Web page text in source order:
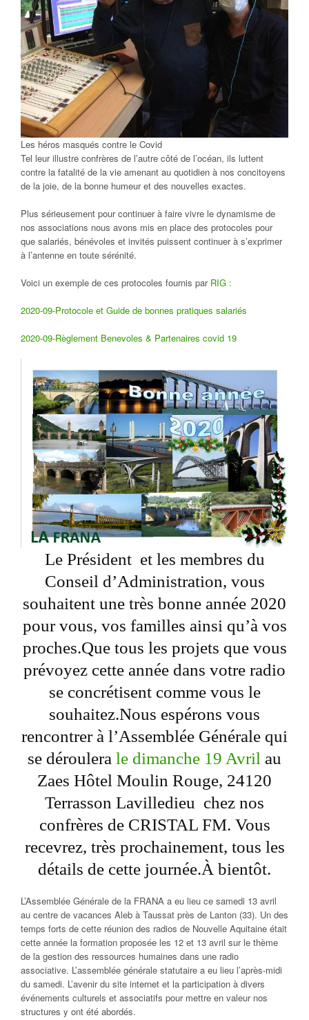
Les héros masqués contre le Covid
Tel leur illustre confrères de l’autre côté de l’océan, ils luttent
contre la fatalité de la vie amenant au quotidien à nos concitoyens
de la joie, de la bonne humeur et des nouvelles exactes.
Plus sérieusement pour continuer à faire vivre le dynamisme de
nos associations nous avons mis en place des protocoles pour
que salariés, bénévoles et invités puissent continuer à s’exprimer
à l’antenne en toute sérénité.
Voici un exemple de ces protocoles fournis parRIG :
2020-09-Protocole et Guide de bonnes pratiques salariés
2020-09-Règlement Benevoles & Partenaires covid 19
Le Président et les membres du
Conseil d’Administration, vous
souhaitent une très bonne année 2020
pour vous, vos familles ainsi qu’à vos
proches.Que tous les projets que vous
prévoyez cette année dans votre radio
se concrétisent comme vous le
souhaitez.Nous espérons vous
rencontrer à l’Assemblée Générale qui
se déroulera le dimanche 19 Avril au
Zaes Hôtel Moulin Rouge, 24120
Terrasson Lavilledieu chez nos
confrères de CRISTAL FM. Vous
recevrez, très prochainement, tous les
détails de cette journée.À bientôt.
L’Assemblée Générale de la FRANA a eu lieu ce samedi 13 avril
au centre de vacances Aleb à Taussat près de Lanton (33). Un des
temps forts de cette réunion des radios de Nouvelle Aquitaine était
cette année la formation proposée les 12 et 13 avril sur le thème
de la gestion des ressources humaines dans une radio
associative. L’assemblée générale statutaire a eu lieu l’après-midi
du samedi. L’avenir du site internet et la participation à divers
événements culturels et associatifs pour mettre en valeur nos
structures y ont été abordés.